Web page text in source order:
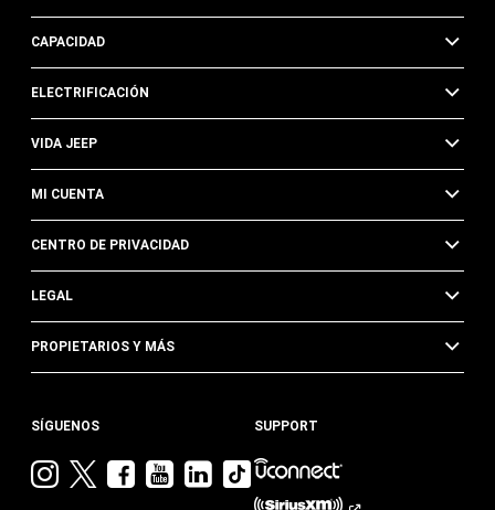
CAPACIDAD
ELECTRIFICACIÓN
VIDA JEEP
MI CUENTA
CENTRO DE PRIVACIDAD
LEGAL
PROPIETARIOS Y MÁS
SÍGUENOS
VisitaVisitaVisitaVisitaVisita
Jeep
Visita
Jeep
SUPPORT